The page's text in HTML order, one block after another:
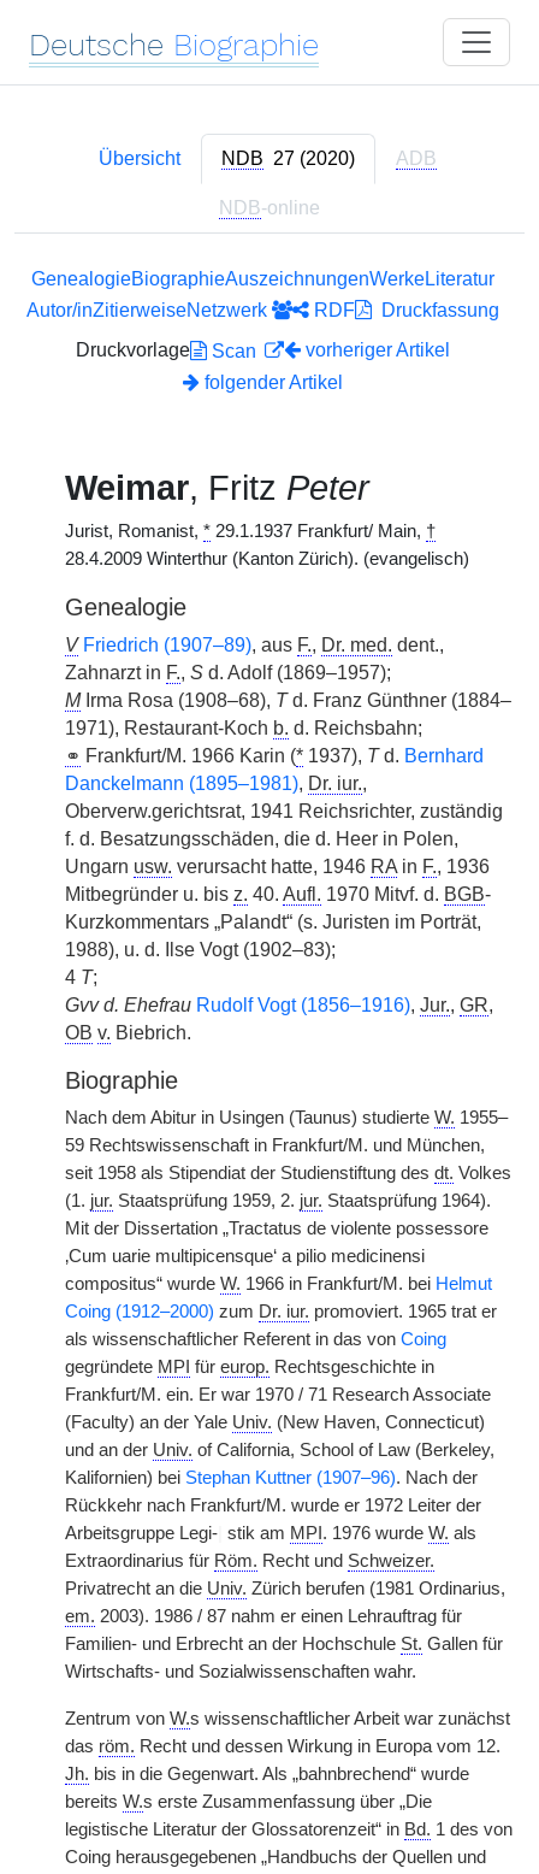
Deutsche Biographie
Übersicht NDB 27 (2020) ADB
NDB-online
GenealogieBiographieAuszeichnungenWerkeLiteratur
Autor/inZitierweiseNetzwerk RDF
Druckfassung
Druckvorlage
Scan
vorheriger Artikel
folgender Artikel
Weimar, Fritz Peter
Jurist, Romanist, * 29.1.1937 Frankfurt/ Main, †
28.4.2009 Winterthur (Kanton Zürich). (evangelisch)
Genealogie
V Friedrich (1907–89), aus F., Dr. med. dent.,
Zahnarzt in F., S d. Adolf (1869–1957);
MIrma Rosa (1908–68), Td. Franz Günthner (1884–
1971), Restaurant-Koch b. d. Reichsbahn;
⚭ Frankfurt/M. 1966 Karin (* 1937), Td. Bernhard
Danckelmann (1895–1981), Dr. iur.,
Oberverw.gerichtsrat, 1941 Reichsrichter, zuständig
f. d. Besatzungsschäden, die d. Heer in Polen,
Ungarn usw. verursacht hatte, 1946 RA in F., 1936
Mitbegründer u. bis z. 40. Aufl. 1970 Mitvf. d. BGB-
Kurzkommentars „Palandt“ (s. Juristen im Porträt,
1988), u. d. Ilse Vogt (1902–83);
4 T;
Gvv d. Ehefrau Rudolf Vogt (1856–1916), Jur., GR,
OB v. Biebrich.
Biographie
Nach dem Abitur in Usingen (Taunus) studierte W. 1955–
59 Rechtswissenschaft in Frankfurt/M. und München,
seit 1958 als Stipendiat der Studienstiftung des dt. Volkes
(1. jur. Staatsprüfung 1959, 2. jur. Staatsprüfung 1964).
Mit der Dissertation „Tractatus de violente possessore
‚Cum uarie multipicensque‘ a pilio medicinensi
compositus“ wurde W. 1966 in Frankfurt/M. bei Helmut
Coing (1912–2000) zum Dr. iur. promoviert. 1965 trat er
als wissenschaftlicher Referent in das von Coing
gegründete MPI für europ. Rechtsgeschichte in
Frankfurt/M. ein. Er war 1970 / 71 Research Associate
(Faculty) an der Yale Univ. (New Haven, Connecticut)
und an der Univ. of California, School of Law (Berkeley,
Kalifornien) bei Stephan Kuttner (1907–96). Nach der
Rückkehr nach Frankfurt/M. wurde er 1972 Leiter der
Arbeitsgruppe Legi- stik am MPI . 1976 wurde W. als
Extraordinarius für Röm. Recht und Schweizer.
Privatrecht an die Univ. Zürich berufen (1981 Ordinarius,
em. 2003). 1986 / 87 nahm er einen Lehrauftrag für
Familien- und Erbrecht an der Hochschule St. Gallen für
Wirtschafts- und Sozialwissenschaften wahr.
Zentrum von W.s wissenschaftlicher Arbeit war zunächst
das röm. Recht und dessen Wirkung in Europa vom 12.
Jh. bis in die Gegenwart. Als „bahnbrechend“ wurde
bereits W.s erste Zusammenfassung über „Die
legistische Literatur der Glossatorenzeit“ in Bd. 1 des von
Coing herausgegebenen „Handbuchs der Quellen und